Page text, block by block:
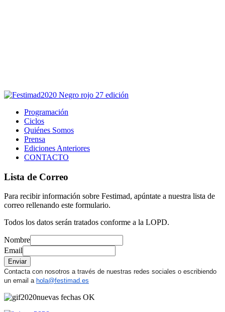
Programación
Ciclos
Quiénes Somos
Prensa
Ediciones Anteriores
CONTACTO
Lista de Correo
Para recibir información sobre Festimad, apúntate a nuestra lista de
correo rellenando este formulario.
Todos los datos serán tratados conforme a la LOPD.
Nombre
Email
Enviar
Contacta con nosotros a través de nuestras redes sociales o escribiendo
un email a hola@festimad.es